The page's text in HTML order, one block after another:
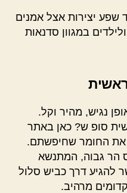
שפע יצירות אצל אמנים
במגוון סדנאות
נגיש, מהיר וקל.
סופ ש? כאן באתר
את החומר שחיפשתם.
הר גבוה, המתנשא
להגיע דרך כביש סלול
מרהיב.